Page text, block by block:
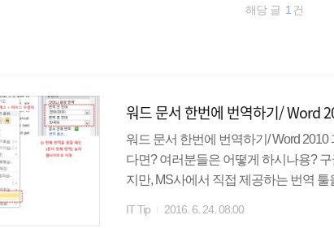
해당 글 1 건
워드 문서 한번에 번역하기/ Word
워드 문서 한번에 번역하기/ Word
다면? 여러분들은 어떻게 하시나용?
지만, MS사에서 직접 제공하는 번역
번역 문서 전체를 번역하고 싶다면, 번
IT Tip 2016. 6. 24. 08:00